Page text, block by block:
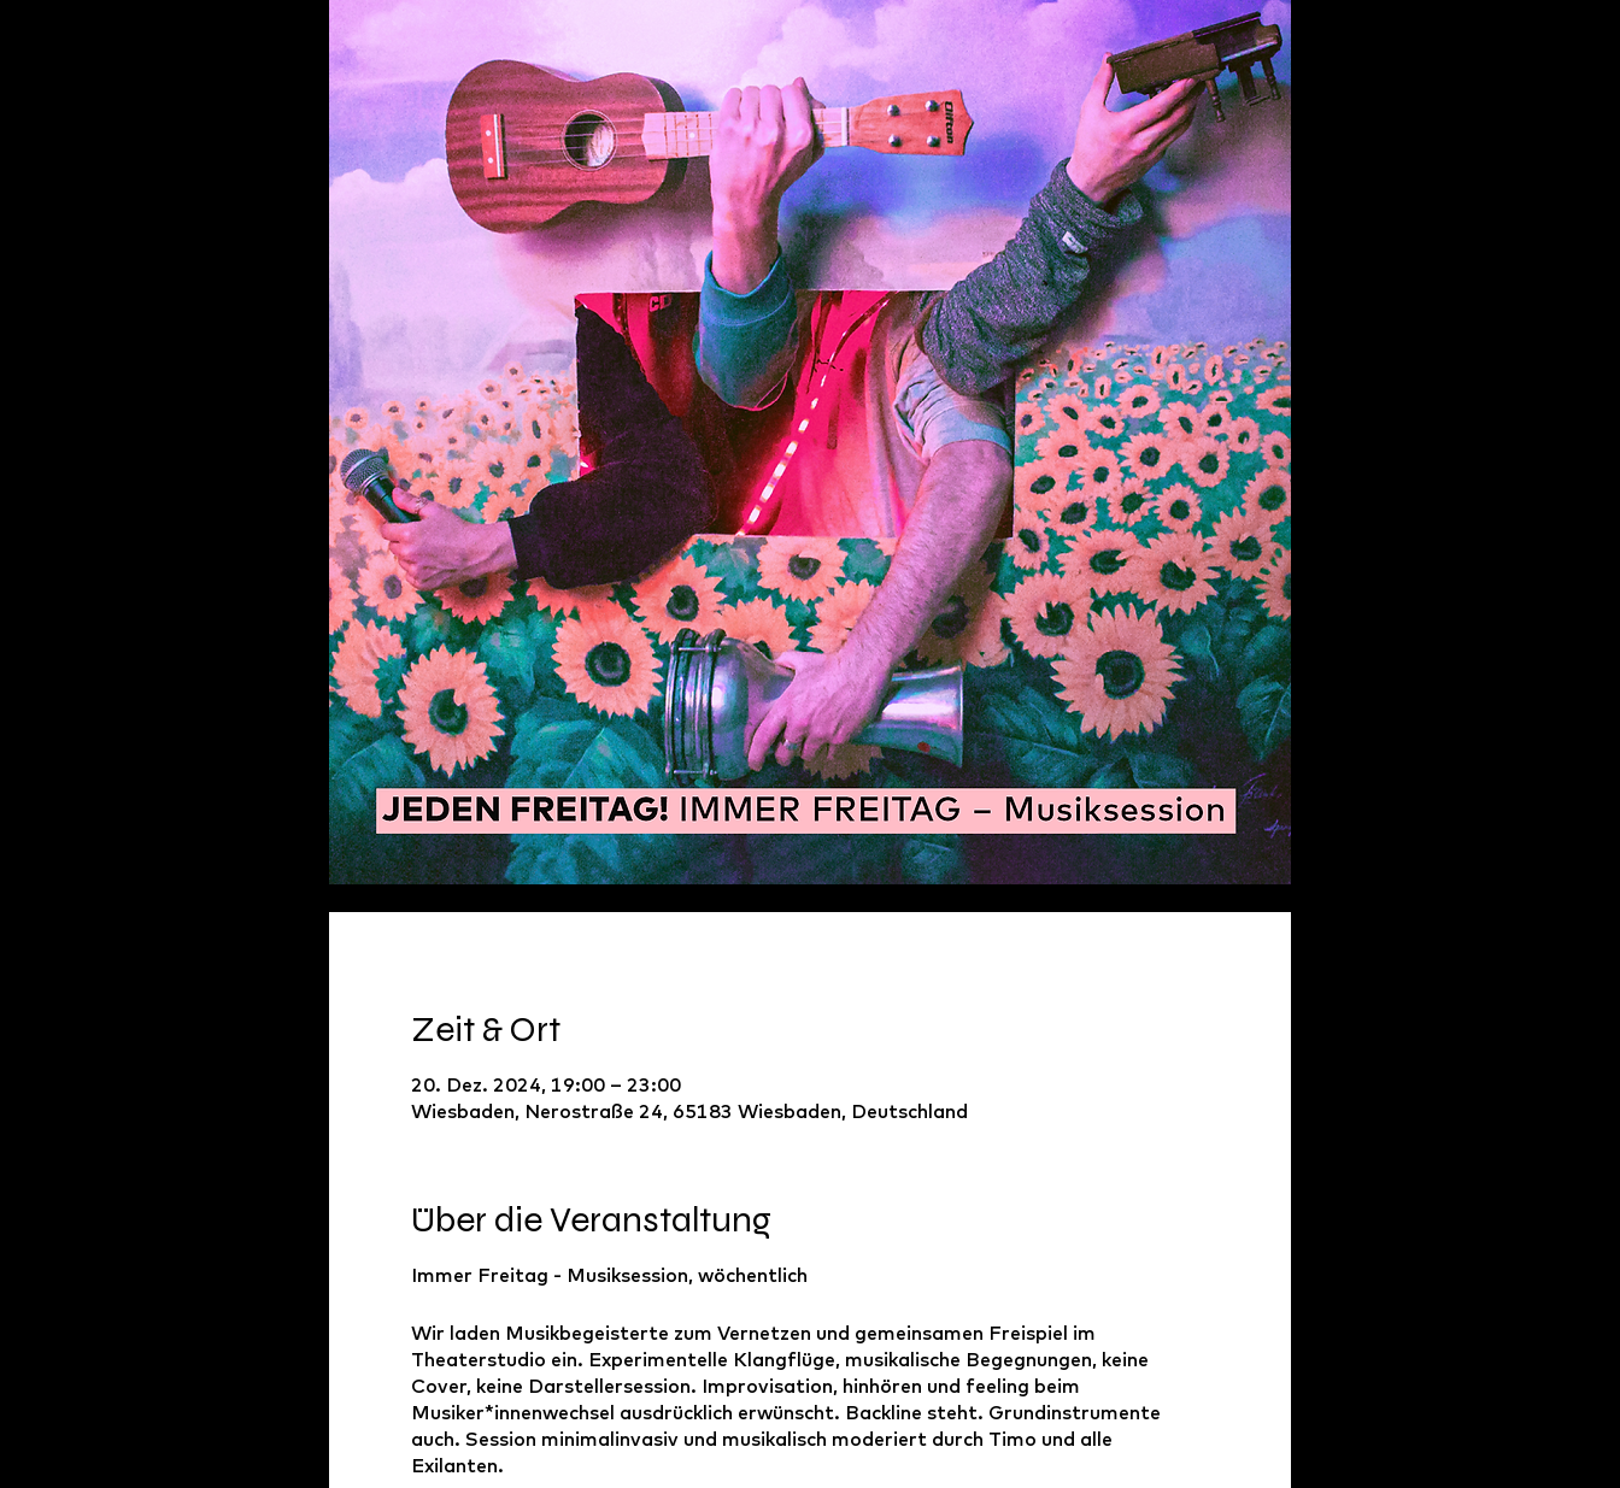
Zeit & Ort
20. Dez. 2024, 19:00 – 23:00
Wiesbaden, Nerostraße 24, 65183 Wiesbaden, Deutschland
Über die Veranstaltung
Immer Freitag - Musiksession, wöchentlich
Wir laden Musikbegeisterte zum Vernetzen und gemeinsamen Freispiel im
Theaterstudio ein. Experimentelle Klangflüge, musikalische Begegnungen, keine
Cover, keine Darstellersession. Improvisation, hinhören und feeling beim
Musiker*innenwechsel ausdrücklich erwünscht. Backline steht. Grundinstrumente
auch. Session minimalinvasiv und musikalisch moderiert durch Timo und alle
Exilanten.